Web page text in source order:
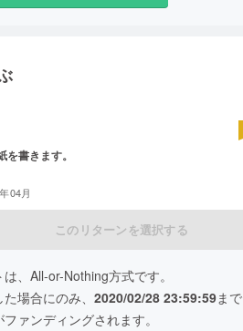
書きます。
04月
このリターンを選択する
、All-or-Nothing方式です。
場合にのみ、 2020/02/28 23:59:59まで
ァンディングされます。